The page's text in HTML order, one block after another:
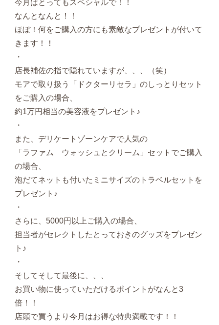
今月はとってもスペシャルで！！
なんとなんと！！
ほぼ！何をご購入の方にも素敵なプレゼントが付いて
きます！！
・
店長補佐の指で隠れていますが、、、（笑）
モアで取り扱う「ドクターリセラ」のしっとりセット
をご購入の場合、
約1万円相当の美容液をプレゼント♪
・
また、デリケートゾーンケアで人気の
「ラファム ウォッシュとクリーム」セットでご購入
の場合、
泡だてネットも付いたミニサイズのトラベルセットを
プレゼント♪
・
さらに、5000円以上ご購入の場合、
担当者がセレクトしたとっておきのグッズをプレゼン
ト♪
・
そしてそして最後に、、、
お買い物に使っていただけるポイントがなんと3
倍！！
店頭で買うより今月はお得な特典満載です！！